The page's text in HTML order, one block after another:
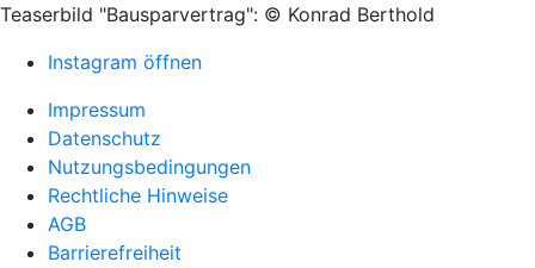
Teaserbild "Bausparvertrag": © Konrad Berthold
Instagram öffnen
Impressum
Datenschutz
Nutzungsbedingungen
Rechtliche Hinweise
AGB
Barrierefreiheit